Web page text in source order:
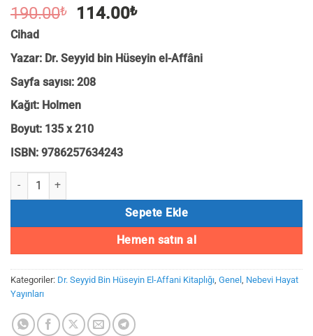
190.00₺
Orijinal
114.00₺Şu
114.00₺.
Cihad
Yazar: Dr. Seyyid bin Hüseyin el-Affâni
Sayfa sayısı: 208
Kağıt: Holmen
Boyut: 135 x 210
ISBN: 9786257634243
Cihad adet
Sepete Ekle
Hemen satın al
Kategoriler: Dr. Seyyid Bin Hüseyin El-Affani Kitaplığı Genel Nebevi Hayat
Yayınları